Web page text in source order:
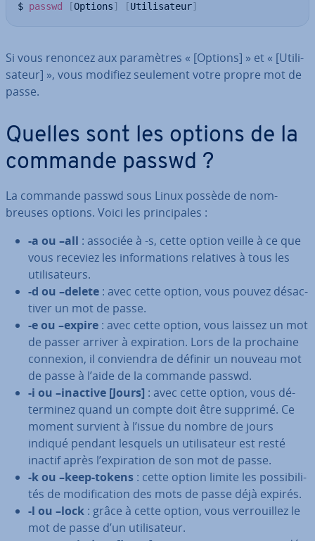
$ passwd [Options] [Utilisateur]
Si vous renoncez aux pa­ra­mètres « [Options] » et « [Uti­li­
sa­teur] », vous modifiez seulement votre propre mot de
passe.
Quelles sont les options de la
commande passwd ?
La commande passwd sous Linux possède de nom­
breuses options. Voici les prin­ci­pales :
-a ou –all : associée à -s, cette option veille à ce que
vous receviez les in­for­ma­tions relatives à tous les
uti­li­sa­teurs.
-d ou –delete : avec cette option, vous pouvez dé­sac­
ti­ver un mot de passe.
-e ou –expire : avec cette option, vous laissez un mot
de passer arriver à ex­pi­ra­tion. Lors de la prochaine
connexion, il con­vien­dra de définir un nouveau mot
de passe à l’aide de la commande passwd.
-i ou –inactive [Jours] : avec cette option, vous dé­
ter­mi­nez quand un compte doit être supprimé. Ce
moment survient à l’issue du nombre de jours
indiqué pendant lesquels un uti­li­sa­teur est resté
inactif après l’ex­pi­ra­tion de son mot de passe.
-k ou –keep-tokens : cette option limite les pos­si­bi­li­
tés de mo­di­fi­ca­tion des mots de passe déjà expirés.
-l ou –lock : grâce à cette option, vous ver­rouil­lez le
mot de passe d’un uti­li­sa­teur.